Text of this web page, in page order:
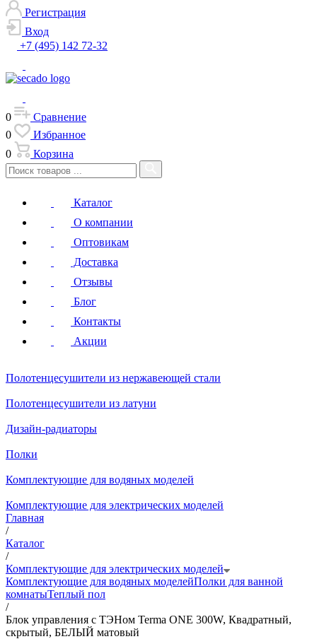
Регистрация
Вход
+7 (495) 142 72-32
0
Сравнение
0
Избранное
0
Корзина
Каталог
О компании
Оптовикам
Доставка
Отзывы
Блог
Контакты
Акции
Полотенцесушители из нержавеющей стали
Полотенцесушители из латуни
Дизайн-радиаторы
Полки
Комплектующие для водяных моделей
Комплектующие для электрических моделей
Главная
/
Каталог
/
Комплектующие для электрических моделей
Комплектующие для водяных моделейПолки для ванной
комнатыТеплый пол
/
Блок управления с ТЭНом Terma ONE 300W, Квадратный,
скрытый, БЕЛЫЙ матовый